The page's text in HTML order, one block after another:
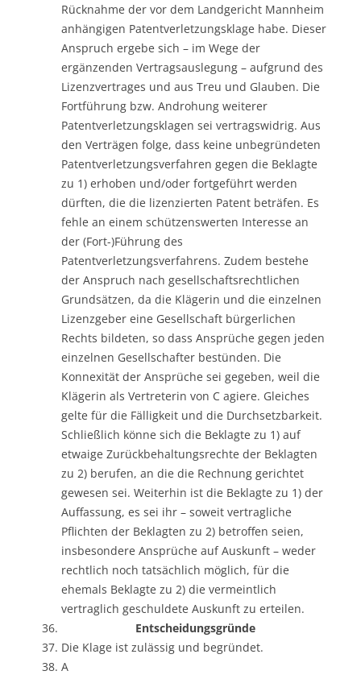
Rücknahme der vor dem Landgericht Mannheim
anhängigen Patentverletzungsklage habe. Dieser
Anspruch ergebe sich – im Wege der
ergänzenden Vertragsauslegung – aufgrund des
Lizenzvertrages und aus Treu und Glauben. Die
Fortführung bzw. Androhung weiterer
Patentverletzungsklagen sei vertragswidrig. Aus
den Verträgen folge, dass keine unbegründeten
Patentverletzungsverfahren gegen die Beklagte
zu 1) erhoben und/oder fortgeführt werden
dürften, die die lizenzierten Patent beträfen. Es
fehle an einem schützenswerten Interesse an
der (Fort-)Führung des
Patentverletzungsverfahrens. Zudem bestehe
der Anspruch nach gesellschaftsrechtlichen
Grundsätzen, da die Klägerin und die einzelnen
Lizenzgeber eine Gesellschaft bürgerlichen
Rechts bildeten, so dass Ansprüche gegen jeden
einzelnen Gesellschafter bestünden. Die
Konnexität der Ansprüche sei gegeben, weil die
Klägerin als Vertreterin von C agiere. Gleiches
gelte für die Fälligkeit und die Durchsetzbarkeit.
Schließlich könne sich die Beklagte zu 1) auf
etwaige Zurückbehaltungsrechte der Beklagten
zu 2) berufen, an die die Rechnung gerichtet
gewesen sei. Weiterhin ist die Beklagte zu 1) der
Auffassung, es sei ihr – soweit vertragliche
Pflichten der Beklagten zu 2) betroffen seien,
insbesondere Ansprüche auf Auskunft – weder
rechtlich noch tatsächlich möglich, für die
ehemals Beklagte zu 2) die vermeintlich
vertraglich geschuldete Auskunft zu erteilen.
Entscheidungsgründe
Die Klage ist zulässig und begründet.
A